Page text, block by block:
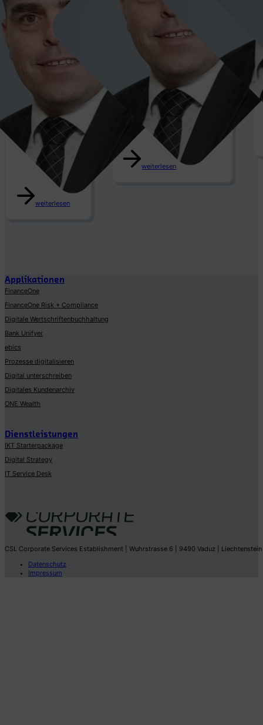
Tino
weiterlesen
weiterlesen
Applikationen
FinanceOne
FinanceOne Risk + Compliance
Digitale Wertschriftenbuchhaltung
Bank Unifyer
ebics
Prozesse digitalisieren
Digital unterschreiben
Digitales Kundenarchiv
ONE Wealth
Dienstleistungen
IKT Starterpackage
Digital Strategy
IT Service Desk
CSL Corporate Services Establishment | Wuhrstrasse 6 | 9490 Vaduz | Liechtenstein
Datenschutz
Impressum